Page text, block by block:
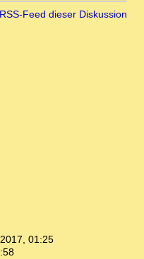
RSS-Feed dieser Diskussion
01:25